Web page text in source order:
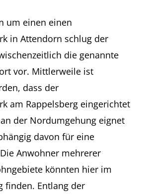
um einen einen
in Attendorn schlug der
die genannte
vor. Mittlerweile ist
dass der
am Rappelsberg eingerichtet
der Nordumgehung eignet
davon für eine
Anwohner mehrerer
könnten hier im
finden. Entlang der